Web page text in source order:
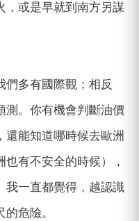
，或是早就到南方另謀
們多有國際觀；相反
測。你有機會判斷油價
還能知道哪時候去歐洲
有不安全的時候），
我一直都覺得，越認識
危險。